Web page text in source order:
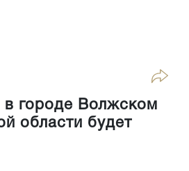
городе Волжском
области будет